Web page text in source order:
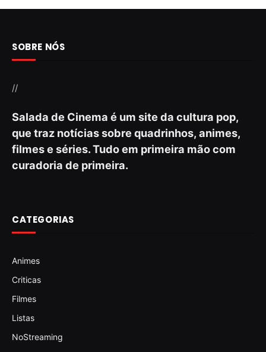
SOBRE NÓS
//
Salada de Cinema é um site da cultura pop,
que traz notícias sobre quadrinhos, animes,
filmes e séries. Tudo em primeira mão com
curadoria de primeira.
CATEGORIAS
Animes
Criticas
Filmes
Listas
NoStreaming